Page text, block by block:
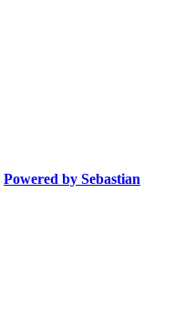
Powered by Sebastian